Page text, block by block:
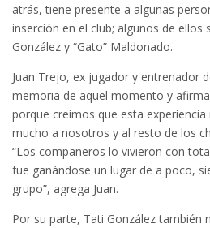
atrás, tiene presente a algunas
inserción en el club; algunos de ellos
González y “Gato” Maldonado.
Juan Trejo, ex jugador y entrenador
memoria de aquel momento y
porque creímos que esta
mucho a nosotros y al resto de los
“Los compañeros lo vivieron con
fue ganándose un lugar de a poco,
grupo”, agrega Juan.
Por su parte, Tati González también